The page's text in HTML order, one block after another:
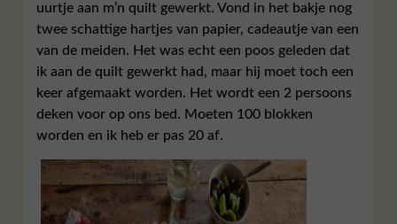
uurtje aan m’n quilt gewerkt. Vond in het bakje nog
twee schattige hartjes van papier, cadeautje van een
van de meiden. Het was echt een poos geleden dat
ik aan de quilt gewerkt had, maar hij moet toch een
keer afgemaakt worden. Het wordt een 2 persoons
deken voor op ons bed. Moeten 100 blokken
worden en ik heb er pas 20 af.